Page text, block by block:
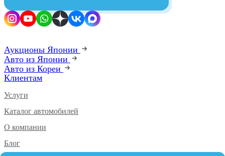
Аукционы Японии
Авто из Японии
Авто из Кореи
Клиентам
Услуги
Каталог автомобилей
О компании
Блог